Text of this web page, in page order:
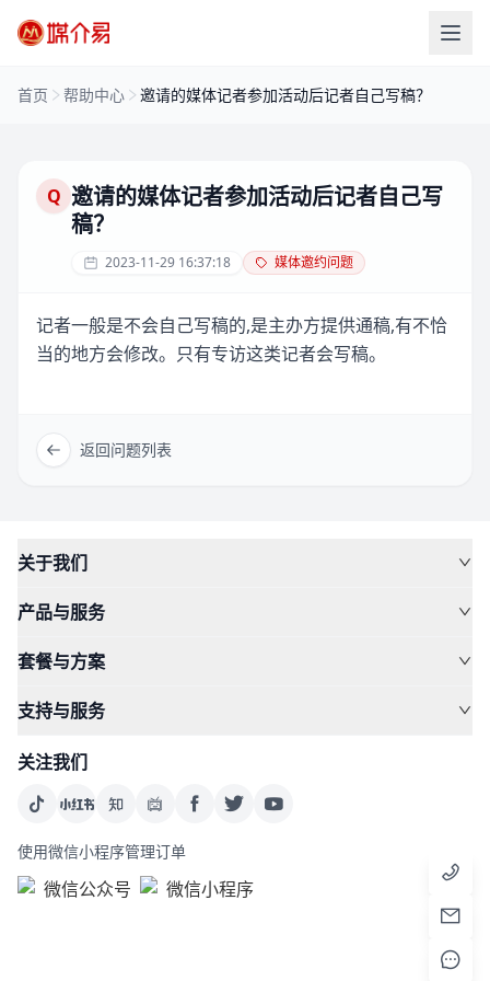
首页 帮助中心 邀请的媒体记者参加活动后记者自己写稿？
Q 邀请的媒体记者参加活动后记者自己写
稿？
2023-11-29 16:37:18 媒体邀约问题
记者一般是不会自己写稿的,是主办方提供通稿,有不恰
当的地方会修改。只有专访这类记者会写稿。
返回问题列表
关于我们
产品与服务
套餐与方案
支持与服务
关注我们
使用微信小程序管理订单